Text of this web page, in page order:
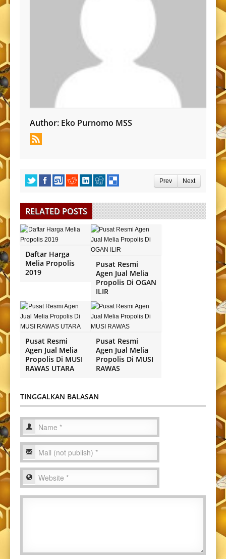
Author: Eko Purnomo MSS
Prev Next
RELATED POSTS
Daftar Harga
Melia Propolis
2019
Pusat Resmi
Agen Jual Melia
Propolis Di OGAN
ILIR
Pusat Resmi
Agen Jual Melia
Propolis Di MUSI
RAWAS UTARA
Pusat Resmi
Agen Jual Melia
Propolis Di MUSI
RAWAS
TINGGALKAN BALASAN